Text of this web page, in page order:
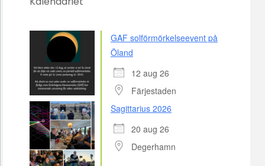
GAF solförmörkelseevent på
Öland
12 aug 26
Färjestaden
Sagittarius 2026
20 aug 26
Degerhamn